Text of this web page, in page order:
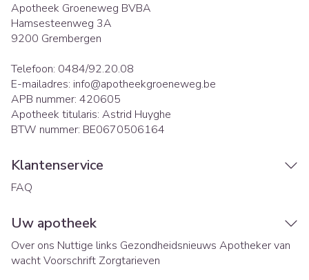
Apotheek Groeneweg BVBA
Hamsesteenweg 3A
9200 Grembergen
Telefoon: 0484/92.20.08
E-mailadres: info@apotheekgroeneweg.be
APB nummer: 420605
Apotheek titularis: Astrid Huyghe
BTW nummer: BE0670506164
Klantenservice
FAQ
Uw apotheek
Over ons Nuttige links Gezondheidsnieuws Apotheker van
wachtVoorschrift Zorgtarieven